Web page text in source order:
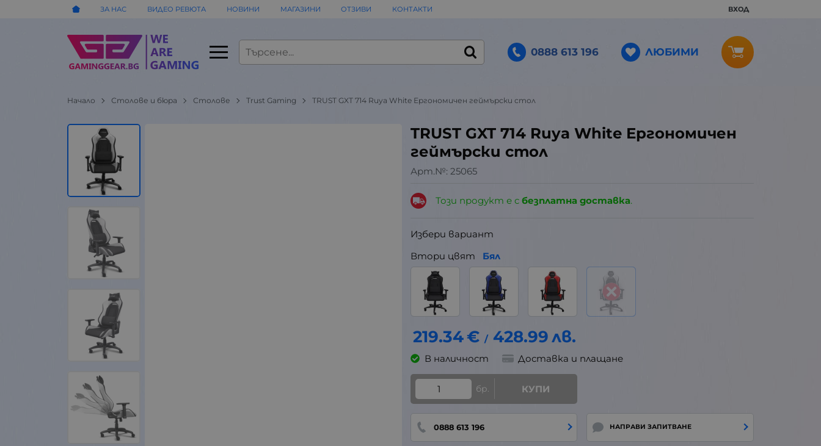
ЗА НАС ВИДЕО РЕВЮТА НОВИНИ МАГАЗИНИ ОТЗИВИ КОНТАКТИ ВХОД
0888 613 196 ЛЮБИМИ
Начало Столове и бюра Столове Trust Gaming TRUST GXT 714 Ruya White Ергономичен геймърски стол
TRUST GXT 714 Ruya White Ергономичен
геймърски стол
Арт.№: 25065
Този продукт е сбезплатна доставка.
Избери вариант
Втори цвят
Бял
219.34€ / 428.99лв.
В наличност Доставка и плащане
бр. КУПИ
0888 613 196 НАПРАВИ ЗАПИТВАНЕ